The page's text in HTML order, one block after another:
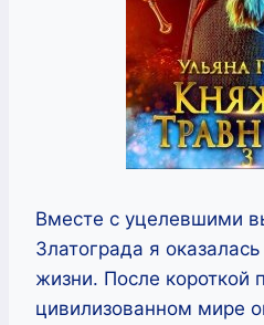
Вместе с уцелевшими
Златограда я
жизни. После короткой
цивилизованном мире